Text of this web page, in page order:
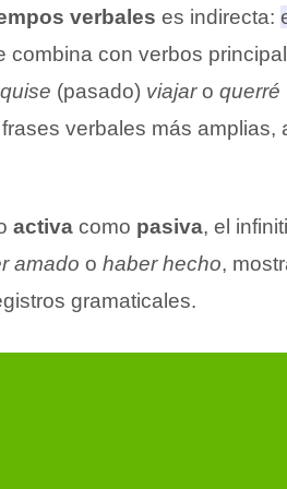
verbales es indirecta:
combina con verbos
quise (pasado) viajaro querré
verbales más
activa como pasiva, el
amado o haber hecho,
gramaticales.